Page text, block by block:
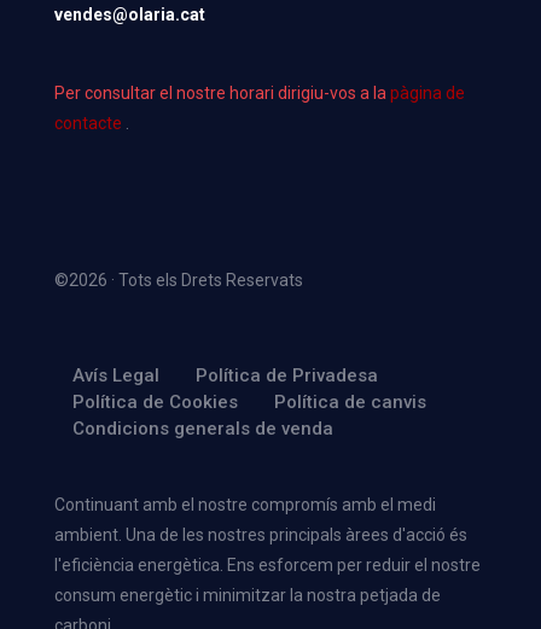
vendes@olaria.cat
Per consultar el nostre horari dirigiu-vos a la pàgina de
contacte
©2026 · Tots els Drets Reservats
Avís Legal
Política de Privadesa
Política de Cookies
Política de canvis
Condicions generals de venda
Continuant amb el nostre compromís amb el medi
ambient. Una de les nostres principals àrees d'acció és
l'eficiència energètica. Ens esforcem per reduir el nostre
consum energètic i minimitzar la nostra petjada de
carboni.